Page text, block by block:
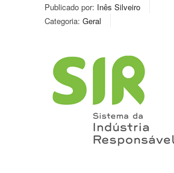
Publicado por: Inês Silveiro
Categoria: Geral